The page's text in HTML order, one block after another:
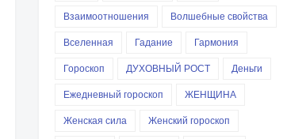
Взаимоотношения
Волшебные свойства
Вселенная
Гадание
Гармония
Гороскоп
ДУХОВНЫЙ РОСТ
Деньги
Ежедневный гороскоп
ЖЕНЩИНА
Женская сила
Женский гороскоп